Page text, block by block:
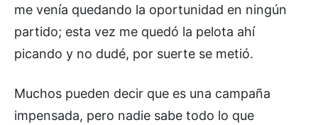
me venía quedando la oportunidad en ningún
partido; esta vez me quedó la pelota ahí
picando y no dudé, por suerte se metió.
Muchos pueden decir que es una campaña
impensada, pero nadie sabe todo lo que